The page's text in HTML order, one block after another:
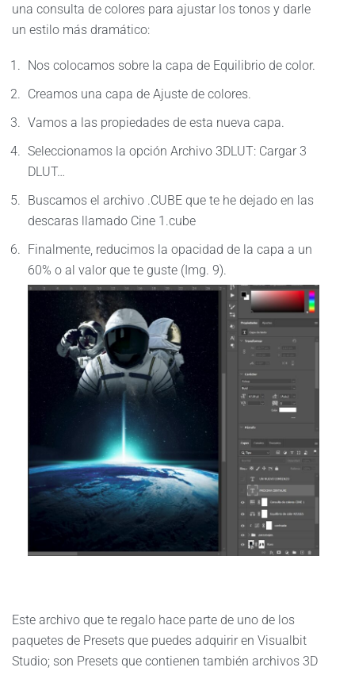
una consulta de colores para ajustar los tonos y darle
un estilo más dramático:
Nos colocamos sobre la capa de Equilibrio de color.
Creamos una capa de Ajuste de colores.
Vamos a las propiedades de esta nueva capa.
Seleccionamos la opción Archivo 3DLUT: Cargar 3
DLUT…
Buscamos el archivo .CUBE que te he dejado en las
descaras llamado Cine 1.cube
Finalmente, reducimos la opacidad de la capa a un
60% o al valor que te guste (Img. 9).
Este archivo que te regalo hace parte de uno de los
paquetes de Presets que puedes adquirir en Visualbit
Studio; son Presets que contienen también archivos 3D